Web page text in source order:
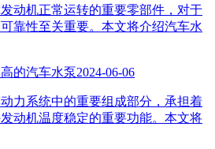
动机正常运转的重要零部件，对于
靠性至关重要。本文将介绍汽车水
的汽车水泵2024-06-06
力系统中的重要组成部分，承担着
动机温度稳定的重要功能。本文将